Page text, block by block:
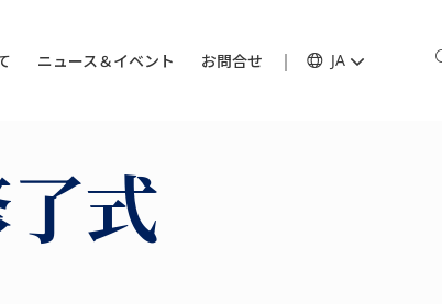
ニュース＆イベント お問合せ JA
式